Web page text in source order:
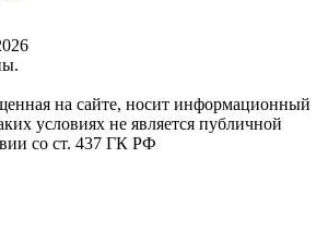
на сайте, носит информационный
условиях не является публичной
со ст. 437 ГК РФ